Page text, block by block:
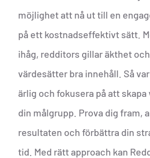
möjlighet att nå ut till en
på ett kostnadseffektivt sätt.
ihåg, redditors gillar äkthet och
värdesätter bra innehåll. Så
ärlig och fokusera på att skapa
din målgrupp. Prova dig fram,
resultaten och förbättra din
tid. Med rätt approach kan